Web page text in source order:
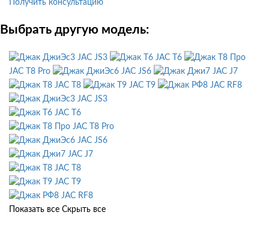
Получить консультацию
Выбрать другую модель:
JAC JS3
JAC T6
JAC T8 Pro
JAC JS6
JAC J7
JAC T8
JAC T9
JAC RF8
JAC JS3
JAC T6
JAC T8 Pro
JAC JS6
JAC J7
JAC T8
JAC T9
JAC RF8
Показать все Скрыть все